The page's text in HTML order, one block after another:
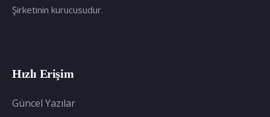
Şirketinin kurucusudur.
Hızlı Erişim
Güncel Yazılar